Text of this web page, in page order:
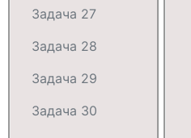
Задача 27
Задача 28
Задача 29
Задача 30